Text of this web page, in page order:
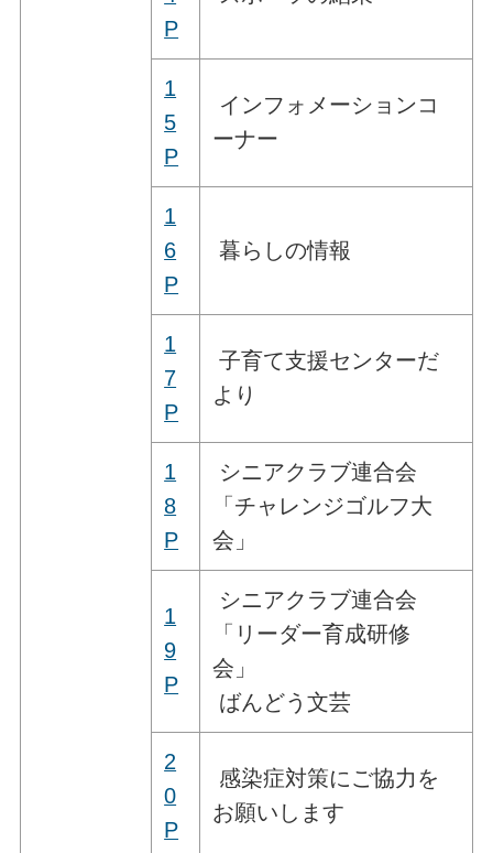
P
1
5
P
インフォメーションコ
ーナー
1
6
P
暮らしの情報
1
7
P
子育て支援センターだ
より
1
8
P
シニアクラブ連合会
「チャレンジゴルフ大
会」
1
9
P
シニアクラブ連合会
「リーダー育成研修
会」
ばんどう文芸
2
0
P
感染症対策にご協力を
お願いします